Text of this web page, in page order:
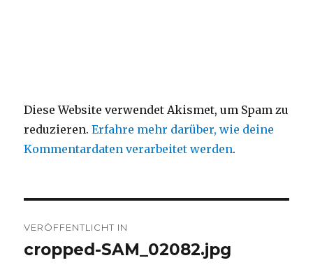
Diese Website verwendet Akismet, um Spam zu
reduzieren.Erfahre mehr darüber, wie deine
Kommentardaten verarbeitet werden.
VERÖFFENTLICHT IN
cropped-SAM_02082.jpg